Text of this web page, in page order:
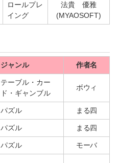
ロールプレ
イング
法貴 優雅
(MYAOSOFT)
ジャンル 作者名
テーブル・カー
ド・ギャンブル
ボウィ
パズル まる四
パズル まる四
パズル モーバ